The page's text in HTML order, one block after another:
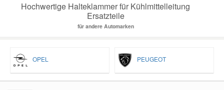
Hochwertige Halteklammer für Kühlmittelleitung
Ersatzteile
für andere Automarken
OPEL PEUGEOT